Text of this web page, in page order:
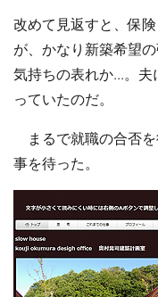
改めて見返すと、保
が、かなり新築希望
気持ちの表れか...。
っていたのだ。
まるで就職の合否
事を待った。